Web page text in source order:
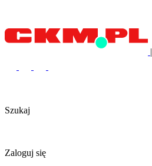
|
Szukaj
Zaloguj się